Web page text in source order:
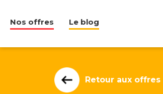
Nos offres Le blog
Retour aux offres